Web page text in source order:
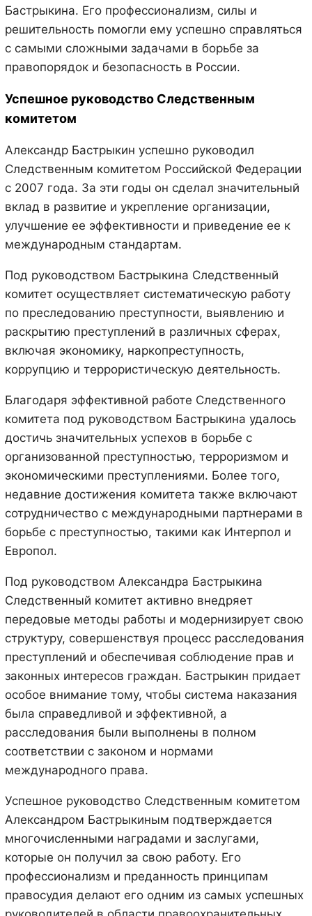
Бастрыкина. Его профессионализм, силы и
решительность помогли ему успешно справляться
с самыми сложными задачами в борьбе за
правопорядок и безопасность в России.
Успешное руководство Следственным
комитетом
Александр Бастрыкин успешно руководил
Следственным комитетом Российской Федерации
с 2007 года. За эти годы он сделал значительный
вклад в развитие и укрепление организации,
улучшение ее эффективности и приведение ее к
международным стандартам.
Под руководством Бастрыкина Следственный
комитет осуществляет систематическую работу
по преследованию преступности, выявлению и
раскрытию преступлений в различных сферах,
включая экономику, наркопреступность,
коррупцию и террористическую деятельность.
Благодаря эффективной работе Следственного
комитета под руководством Бастрыкина удалось
достичь значительных успехов в борьбе с
организованной преступностью, терроризмом и
экономическими преступлениями. Более того,
недавние достижения комитета также включают
сотрудничество с международными партнерами в
борьбе с преступностью, такими как Интерпол и
Европол.
Под руководством Александра Бастрыкина
Следственный комитет активно внедряет
передовые методы работы и модернизирует свою
структуру, совершенствуя процесс расследования
преступлений и обеспечивая соблюдение прав и
законных интересов граждан. Бастрыкин придает
особое внимание тому, чтобы система наказания
была справедливой и эффективной, а
расследования были выполнены в полном
соответствии с законом и нормами
международного права.
Успешное руководство Следственным комитетом
Александром Бастрыкиным подтверждается
многочисленными наградами и заслугами,
которые он получил за свою работу. Его
профессионализм и преданность принципам
правосудия делают его одним из самых успешных